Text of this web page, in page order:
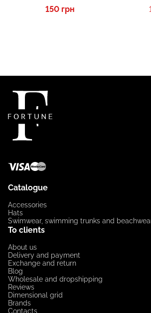
150 грн
Catalogue
Accessories
Hats
Swimwear, swimming trunks and
To clients
About us
Delivery and payment
Exchange and return
Blog
Wholesale and dropshipping
Reviews
Dimensional grid
Brands
Contacts